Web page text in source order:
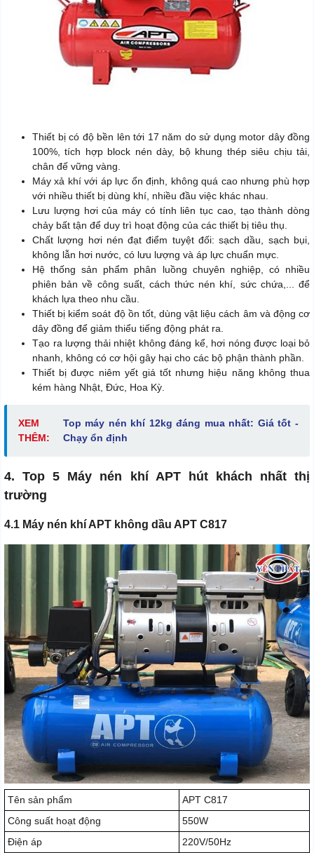
Thiết bị có độ bền lên tới 17 năm do sử dụng motor dây đồng
100%, tích hợp block nén dày, bộ khung thép siêu chịu tải,
chân đế vững vàng.
Máy xả khí với áp lực ổn định, không quá cao nhưng phù hợp
với nhiều thiết bị dùng khí, nhiều đầu việc khác nhau.
Lưu lượng hơi của máy có tính liên tục cao, tạo thành dòng
chảy bất tận để duy trì hoạt động của các thiết bị tiêu thụ.
Chất lượng hơi nén đạt điểm tuyệt đối: sạch dầu, sạch bụi,
không lẫn hơi nước, có lưu lượng và áp lực chuẩn mực.
Hệ thống sản phẩm phân luồng chuyên nghiệp, có nhiều
phiên bản về công suất, cách thức nén khí, sức chứa,... để
khách lựa theo nhu cầu.
Thiết bị kiểm soát độ ồn tốt, dùng vật liệu cách âm và động cơ
dây đồng để giảm thiểu tiếng động phát ra.
Tạo ra lượng thải nhiệt không đáng kể, hơi nóng được loại bỏ
nhanh, không có cơ hội gây hại cho các bộ phận thành phần.
Thiết bị được niêm yết giá tốt nhưng hiệu năng không thua
kém hàng Nhật, Đức, Hoa Kỳ.
XEM
THÊM:
Top máy nén khí 12kg đáng mua nhất: Giá tốt -
Chạy ổn định
4. Top 5 Máy nén khí APT hút khách nhất thị
trường
4.1 Máy nén khí APT không dầu APT C817
Tên sản phẩm
APT C817
Công suất hoạt động
550W
Điện áp
220V/50Hz